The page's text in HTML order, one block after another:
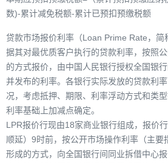
数)-累计减免税额-累计已预扣预缴税额
贷款市场报价利率（Loan Prime Rate，简
据其对最优质客户执行的贷款利率，按照
的方式报价，由中国人民银行授权全国银
并发布的利率。各银行实际发放的贷款利
况，考虑抵押、期限、利率浮动方式和类
利率基础上加减点确定。
LPR报价行现由18家商业银行组成，报价
顺延）9时前，按公开市场操作利率（主要
形成的方式，向全国银行间同业拆借中心